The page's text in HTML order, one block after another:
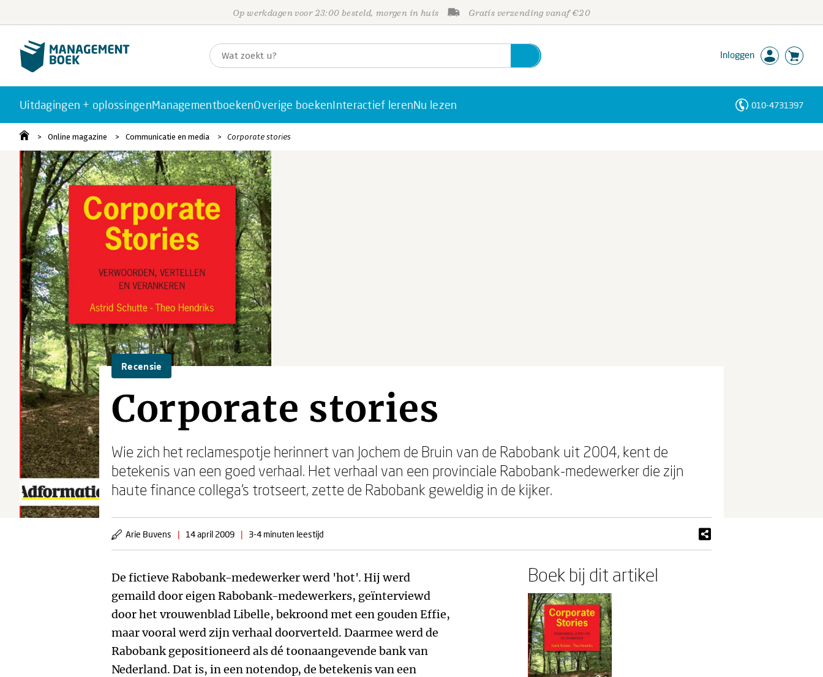
Op werkdagen voor 23:00 besteld, morgen in huis Gratis verzending vanaf €20
Inloggen
Uitdagingen + oplossingenManagementboekenOverige boekenInteractief lerenNu lezen 010-4731397
Online magazine Communicatie en media Corporate stories
Recensie
Corporate stories
Wie zich het reclamespotje herinnert van Jochem de Bruin van de Rabobank uit 2004, kent de
betekenis van een goed verhaal. Het verhaal van een provinciale Rabobank-medewerker die zijn
haute finance collega's trotseert, zette de Rabobank geweldig in de kijker.
Arie Buvens | 14 april 2009 | 3-4 minuten leestijd
De fictieve Rabobank-medewerker werd 'hot'. Hij werd
gemaild door eigen Rabobank-medewerkers, geïnterviewd
door het vrouwenblad Libelle, bekroond met een gouden Effie,
maar vooral werd zijn verhaal doorverteld. Daarmee werd de
Rabobank gepositioneerd als dé toonaangevende bank van
Nederland. Dat is, in een notendop, de betekenis van een
Boek bij dit artikel
Personen